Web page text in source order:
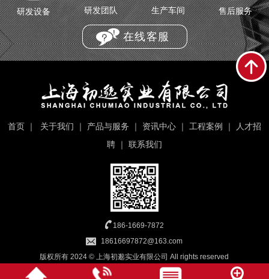
研发设备 研发团队 生产车间 售后服务
在线客服
首页｜ 关于我们 ｜ 产品与服务 ｜ 资讯中心｜ 工程案例 ｜
人才招
聘｜ 联系我们
186-1669-7872
18616697872@163.com
版权所有 2024 © 上海初邈实业有限公司 All rights reserved